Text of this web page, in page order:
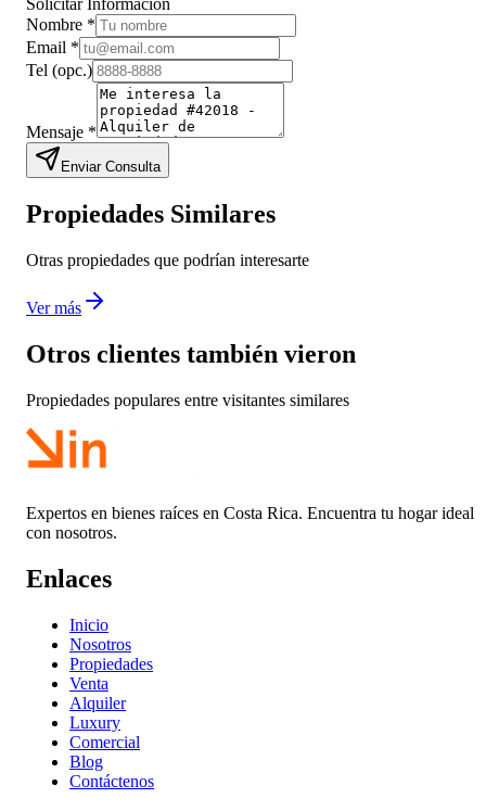
Solicitar Información
Nombre *
Email *
Tel (opc.)
Mensaje *
Enviar Consulta
Propiedades Similares
Otras propiedades que podrían interesarte
Ver más
Otros clientes también vieron
Propiedades populares entre visitantes similares
Expertos en bienes raíces en Costa Rica. Encuentra tu hogar ideal
con nosotros.
Enlaces
Inicio
Nosotros
Propiedades
Venta
Alquiler
Luxury
Comercial
Blog
Contáctenos